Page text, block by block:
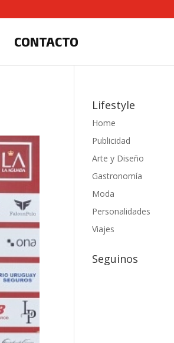
CONTACTO
Lifestyle
Home
Publicidad
Arte y Diseño
Gastronomía
Moda
Personalidades
Viajes
Seguinos